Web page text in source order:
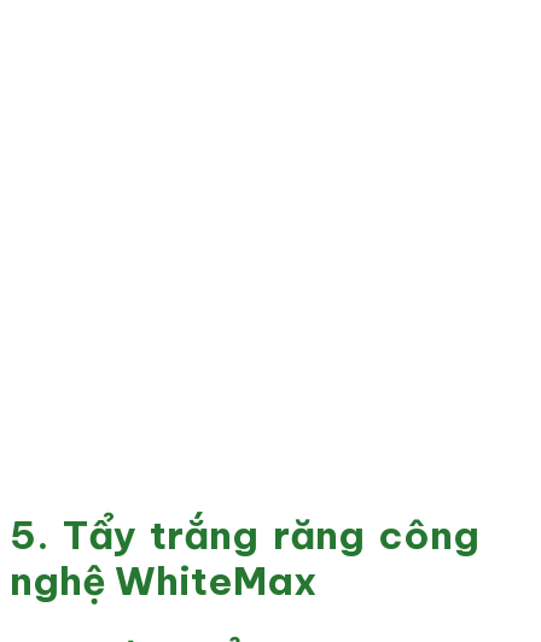
5. Tẩy trắng răng công
nghệ WhiteMax